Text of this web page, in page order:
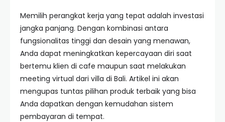
Memilih perangkat kerja yang tepat adalah investasi
jangka panjang. Dengan kombinasi antara
fungsionalitas tinggi dan desain yang menawan,
Anda dapat meningkatkan kepercayaan diri saat
bertemu klien di cafe maupun saat melakukan
meeting virtual dari villa di Bali. Artikel ini akan
mengupas tuntas pilihan produk terbaik yang bisa
Anda dapatkan dengan kemudahan sistem
pembayaran di tempat.